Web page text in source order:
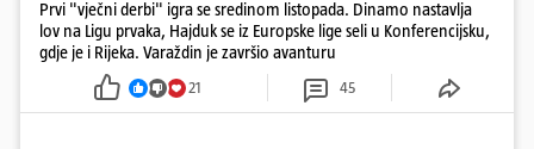
Prvi "vječni derbi" igra se sredinom listopada. Dinamo nastavlja
lov na Ligu prvaka, Hajduk se iz Europske lige seli u Konferencijsku,
gdje je i Rijeka. Varaždin je završio avanturu
21 45